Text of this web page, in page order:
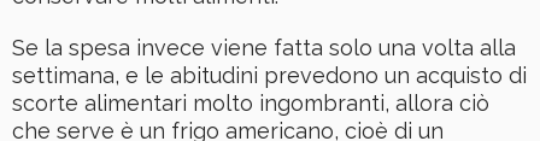
Se la spesa invece viene fatta solo una volta alla
settimana, e le abitudini prevedono un acquisto di
scorte alimentari molto ingombranti, allora ciò
che serve è un frigo americano, cioè di un